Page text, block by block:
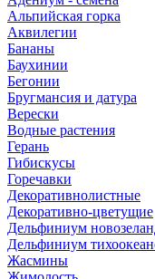
Альпийская горка
Аквилегии
Бананы
Баухинии
Бегонии
Бругмансия и датура
Верески
Водные растения
Герань
Гибискусы
Горечавки
Декоративнолистные
Декоративно-цветущие
Дельфиниум
Дельфиниум
Жасмины